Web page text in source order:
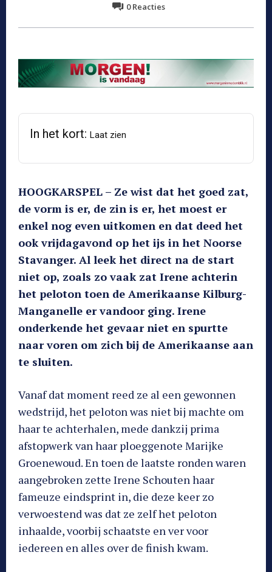
0Reacties
In het kort: Laat zien
HOOGKARSPEL – Ze wist dat het goed zat,
de vorm is er, de zin is er, het moest er
enkel nog even uitkomen en dat deed het
ook vrijdagavond op het ijs in het Noorse
Stavanger. Al leek het direct na de start
niet op, zoals zo vaak zat Irene achterin
het peloton toen de Amerikaanse Kilburg-
Manganelle er vandoor ging. Irene
onderkende het gevaar niet en spurtte
naar voren om zich bij de Amerikaanse aan
te sluiten.
Vanaf dat moment reed ze al een gewonnen
wedstrijd, het peloton was niet bij machte om
haar te achterhalen, mede dankzij prima
afstopwerk van haar ploeggenote Marijke
Groenewoud. En toen de laatste ronden waren
aangebroken zette Irene Schouten haar
fameuze eindsprint in, die deze keer zo
verwoestend was dat ze zelf het peloton
inhaalde, voorbij schaatste en ver voor
iedereen en alles over de finish kwam.